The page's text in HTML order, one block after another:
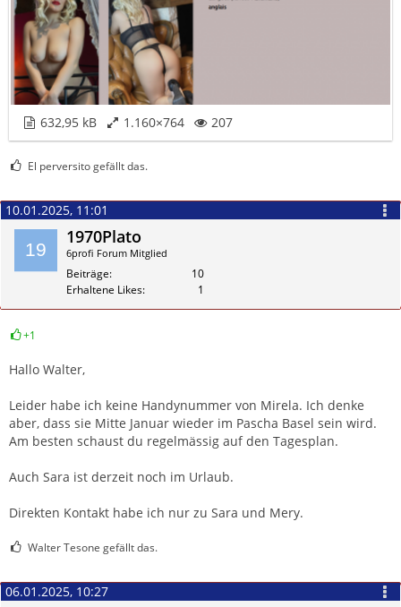
632,95 kB 1.160×764 207
El perversito gefällt das.
10.01.2025, 11:01
1970Plato
6profi Forum Mitglied
Beiträge
10
Erhaltene Likes
1
+1
Hallo Walter,
Leider habe ich keine Handynummer von Mirela. Ich denke
aber, dass sie Mitte Januar wieder im Pascha Basel sein wird.
Am besten schaust du regelmässig auf den Tagesplan.
Auch Sara ist derzeit noch im Urlaub.
Direkten Kontakt habe ich nur zu Sara und Mery.
Walter Tesone gefällt das.
06.01.2025, 10:27